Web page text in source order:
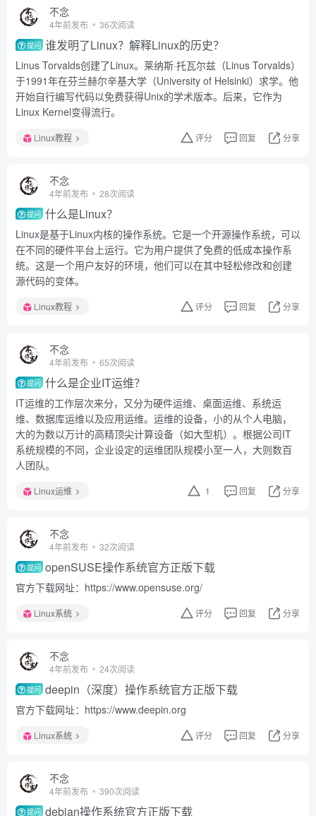
不念
4年前发布 36次阅读
提问 谁发明了Linux？解释Linux的历史？
Linus Torvalds创建了Linux。莱纳斯·托瓦尔兹（Linus Torvalds）
于1991年在芬兰赫尔辛基大学（University of Helsinki）求学。他
开始自行编写代码以免费获得Unix的学术版本。后来，它作为
Linux Kernel变得流行。
Linux教程 评分 回复 分享
不念
4年前发布 28次阅读
提问 什么是Linux？
Linux是基于Linux内核的操作系统。它是一个开源操作系统，可以
在不同的硬件平台上运行。它为用户提供了免费的低成本操作系
统。这是一个用户友好的环境，他们可以在其中轻松修改和创建
源代码的变体。
Linux教程 评分 回复 分享
不念
4年前发布 65次阅读
提问 什么是企业IT运维？
IT运维的工作层次来分，又分为硬件运维、桌面运维、系统运
维、数据库运维以及应用运维。运维的设备，小的从个人电脑，
大的为数以万计的高精顶尖计算设备（如大型机）。根据公司IT
系统规模的不同，企业设定的运维团队规模小至一人，大则数百
人团队。
Linux运维 1 回复 分享
不念
4年前发布 32次阅读
提问 openSUSE操作系统官方正版下载
官方下载网址：https://www.opensuse.org/
Linux系统 评分 回复 分享
不念
4年前发布 24次阅读
提问 deepin（深度）操作系统官方正版下载
官方下载网址：https://www.deepin.org
Linux系统 评分 回复 分享
不念
4年前发布 390次阅读
提问 debian操作系统官方正版下载